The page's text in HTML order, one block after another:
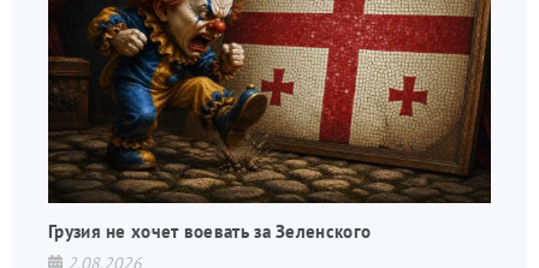
Грузия не хочет воевать за Зеленского
2.08.2026